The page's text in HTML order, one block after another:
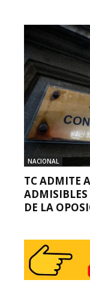
NACIONAL
TC ADMITE
ADMISIBLES
DE LA